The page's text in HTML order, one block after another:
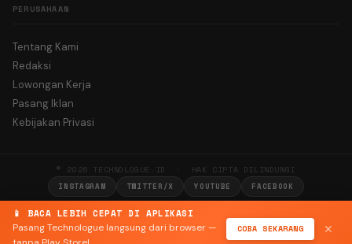
📱 BACA LEBIH CEPAT DI APLIKASI
Pasang Technologue langsung dari browser —
COBA SEKARANG ✕
PERUSAHAAN
Tentang Kami
Redaksi
Lowongan Kerja
Pasang Iklan
Kebijakan Privasi
© 2026 TECHNOLOGUE.ID · HAK CIPTA DILINDUNGI
INSTAGRAM TWITTER/X YOUTUBE FACEBOOK